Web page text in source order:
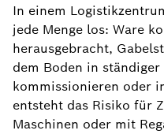
In einem
jede Menge los: Ware
herausgebracht,
dem Boden in
kommissionieren oder
entsteht das Risiko für
Maschinen oder mit